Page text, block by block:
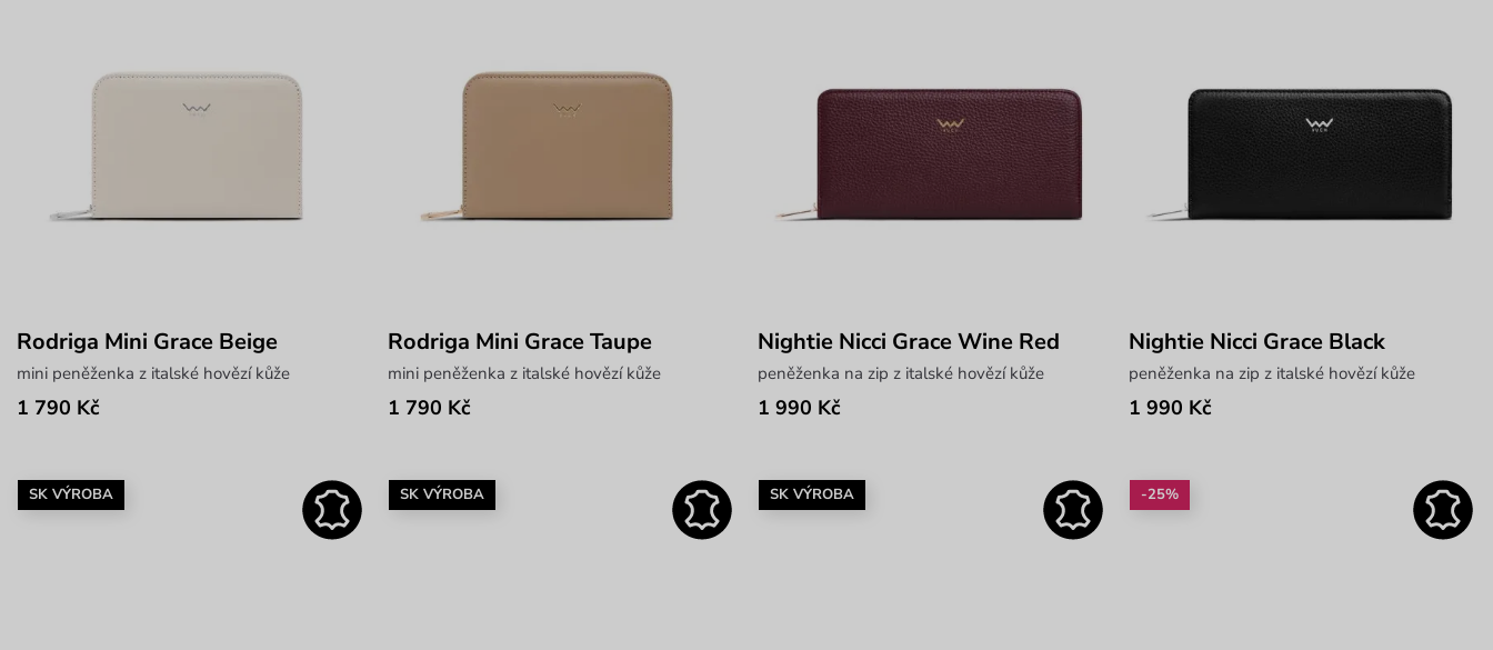
Rodriga Mini Grace Beige
mini peněženka z italské hovězí kůže
1 790 Kč
Rodriga Mini Grace Taupe
mini peněženka z italské hovězí kůže
1 790 Kč
Nightie Nicci Grace Wine Red
peněženka na zip z italské hovězí kůže
1 990 Kč
Nightie Nicci Grace Black
peněženka na zip z italské hovězí kůže
1 990 Kč
SK VÝROBA SK VÝROBA SK VÝROBA -25%